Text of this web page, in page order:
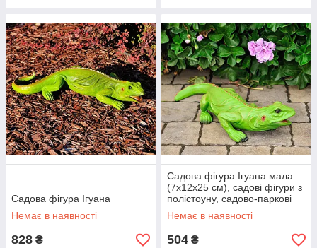
Садова фігура Ігуана
Немає в наявності
828 ₴
Садова фігура Ігуана мала
(7х12х25 см), садові фігури з
полістоуну, садово-паркові
фігури
Немає в наявності
504 ₴